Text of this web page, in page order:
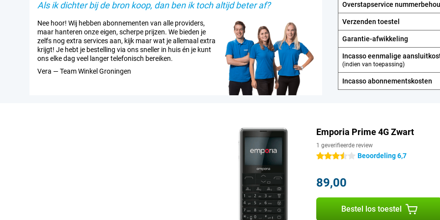
Als ik dichter bij de bron koop, dan ben ik toch altijd beter af?
Nee hoor! Wij hebben abonnementen van alle providers,
maar hanteren onze eigen, scherpe prijzen. We bieden je
zelfs nog extra services aan, kijk maar wat je allemaal extra
krijgt! Je hebt je bestelling via ons sneller in huis én je kunt
ons elke dag veel langer telefonisch bereiken.
Vera — Team Winkel Groningen
Overstapservice
Verzenden toestel
Garantie-afwikkeling
Incasso eenmalige
(indien van toepassing)
Incasso abonnements­kosten
Emporia Prime 4G Zwart
1 geverifieerde review
3.5 sterrenBeoordeling 6,7
89,00
Bestel los toestel